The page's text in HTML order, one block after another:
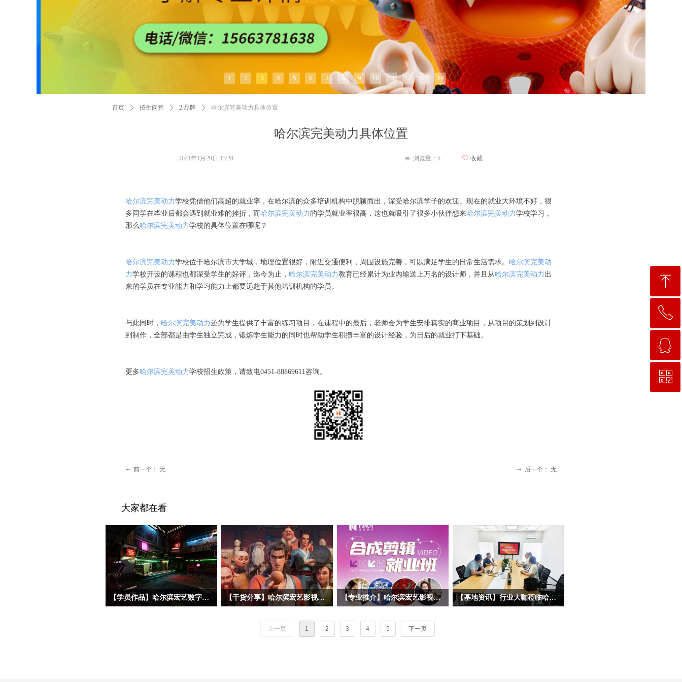
1 2 3 4 5 6 7 8 9 10 11 12 13 14
哈尔滨完美动力具体位置
哈尔滨完美动力学校凭借他们高超的就业率，在哈尔滨的众多培训机构中脱颖而出，深受哈尔滨学子的欢迎。现在的就业大环境不好，很
多同学在毕业后都会遇到就业难的挫折，而 哈尔滨完美动力 的学员就业率很高，这也就吸引了很多小伙伴想来哈尔滨完美动力学校学习，
那么哈尔滨完美动力学校的具体位置在哪呢？
哈尔滨完美动力学校位于哈尔滨市大学城，地理位置很好，附近交通便利，周围设施完善，可以满足学生的日常生活需求。 哈尔滨完美动
力学校开设的课程也都深受学生的好评，迄今为止， 哈尔滨完美动力教育已经累计为业内输送上万名的设计师，并且从哈尔滨完美动力 出
来的学员在专业能力和学习能力上都要远超于其他培训机构的学员。
与此同时， 哈尔滨完美动力还为学生提供了丰富的练习项目，在课程中的最后，老师会为学生安排真实的商业项目，从项目的策划到设计
到制作，全部都是由学生独立完成，锻炼学生能力的同时也帮助学生积攒丰富的设计经验，为日后的就业打下基础。
更多哈尔滨完美动力学校招生政策，请致电0451-88869611咨询。
2021年1月29日 13:29 ꄀ 收藏
ꂃ 前一个： 无 ꁹ 后一个： 无
首页 ꄲ 招生问答 ꄲ 2.品牌 ꄲ 哈尔滨完美动力具体位置
넶 浏览量： 5
【学员作品】哈尔滨宏艺数字基地学员三维作品——初级材质 【干货分享】哈尔滨宏艺影视动画学校拆解暑期黑马《八仙！》幕后阵容！动画专业学子求职必看动画公司清单
很多同学沉浸在八仙的奇幻故事、精良
的3D动画画面之中。作为动画学习
【专业推介】哈尔滨宏艺影视动画学校影视后期合成剪辑专业——一站式解锁就业技能，实战教学赋能，开启影视职业道路！
业的爆发式增长，后期合成剪辑已成为
数字内容产业的核心技能之一。哈尔滨
【基地资讯】行业大咖莅临哈尔滨宏艺数字基地考察，共启IP合作新征程
上一页 1 2 3 4 5 下一页
大家都在看
ꁸ
回到顶部
ꂅ
15663781638
ꁗ
QQ客服
ꀥ